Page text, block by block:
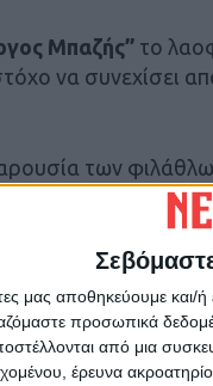
μας αποθηκεύουμε
προσωπικά
από μια
έρευνα
Μπαζής” το
να συνεχίσει
των
μαζική παρουσία
τον κόσμο